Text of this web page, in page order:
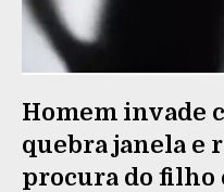
Homem invade
quebra janela e
procura do